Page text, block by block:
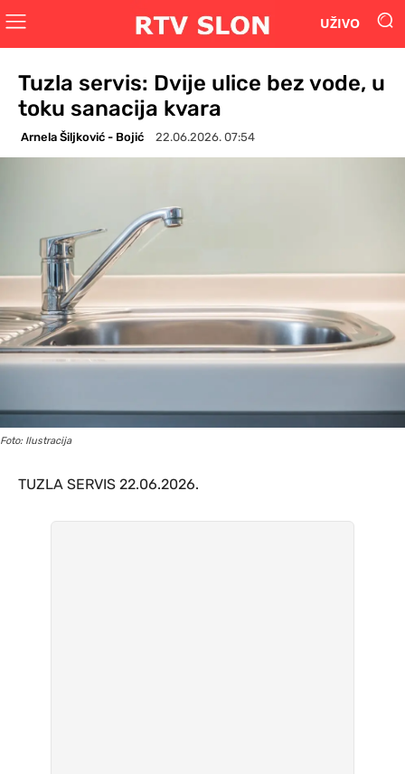
UŽIVO
Tuzla servis: Dvije ulice bez vode, u
toku sanacija kvara
Arnela Šiljković - Bojić 22.06.2026. 07:54
Foto: Ilustracija
TUZLA SERVIS 22.06.2026.